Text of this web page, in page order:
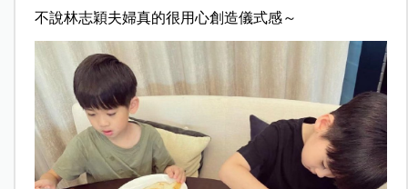
不說林志穎夫婦真的很用心創造儀式感～